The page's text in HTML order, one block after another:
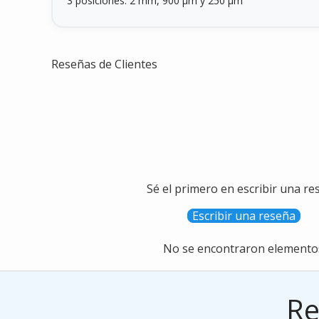
Reseñas de Clientes
Sé el primero en escribir una
Escribir una reseña
No se encontraron